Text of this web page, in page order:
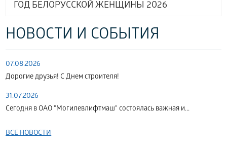
ГОД БЕЛОРУССКОЙ ЖЕНЩИНЫ 2026
НОВОСТИ И СОБЫТИЯ
07.08.2026
Дорогие друзья! С Днем строителя!
31.07.2026
Сегодня в ОАО "Могилевлифтмаш" состоялась важная и...
ВСЕ НОВОСТИ